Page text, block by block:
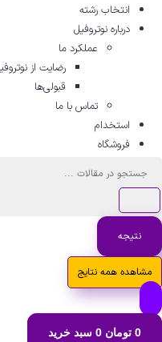
انتخاب رشته
درباره نوتروفیل
عملکرد ما
رضایت از نوتروفیل
قبولی‌ها
تماس با ما
استخدام
فروشگاه
نتیجه
مشاهده همه نتایج
تومان 0 سبد خرید